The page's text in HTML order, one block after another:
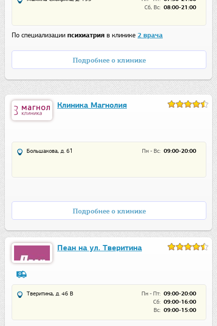
Сб, Вс: 08:00-21:00
По специализации психиатрия в клинике 2 врача
Подробнее о клинике
Клиника Магнолия
Пн - Вс: 09:00-20:00
Большакова, д. 61
Подробнее о клинике
Пеан на ул. Тверитина
Пн - Пт: 09:00-20:00
Сб: 09:00-16:00
Вс: 09:00-15:00
Тверитина, д. 46 В